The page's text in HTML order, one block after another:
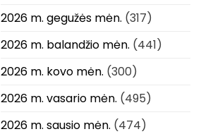
2026 m. gegužės mėn. (317)
2026 m. balandžio mėn. (441)
2026 m. kovo mėn. (300)
2026 m. vasario mėn. (495)
2026 m. sausio mėn. (474)